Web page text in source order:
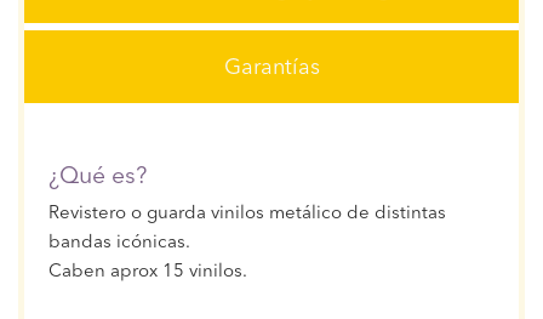
Garantías
¿Qué es?
Revistero o guarda vinilos metálico de distintas
bandas icónicas.
Caben aprox 15 vinilos.